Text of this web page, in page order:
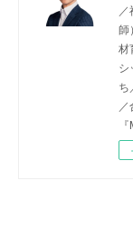
師
材
シ
ち